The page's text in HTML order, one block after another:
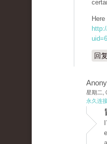
回复
星期二,
永久连